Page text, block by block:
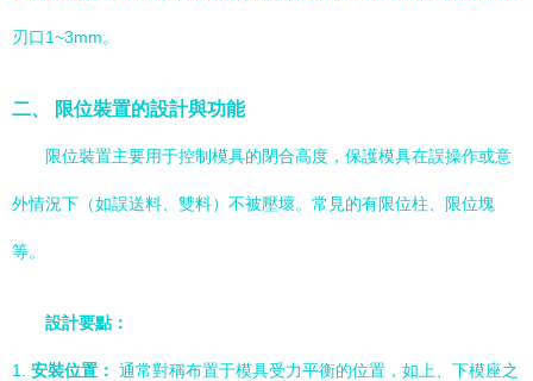
刃口1~3mm。
二、 限位裝置的設計與功能
限位裝置主要用于控制模具的閉合高度，保護模具在誤操作或意
外情況下（如誤送料、雙料）不被壓壞。常見的有限位柱、限位塊
等。
設計要點：
1. 安裝位置： 通常對稱布置于模具受力平衡的位置，如上、下模座之